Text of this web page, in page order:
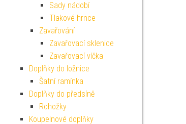
Sady nádobí
Tlakové hrnce
Zavařování
Zavařovací sklenice
Zavařovací víčka
Doplňky do ložnice
Šatní ramínka
Doplňky do předsíně
Rohožky
Koupelnové doplňky